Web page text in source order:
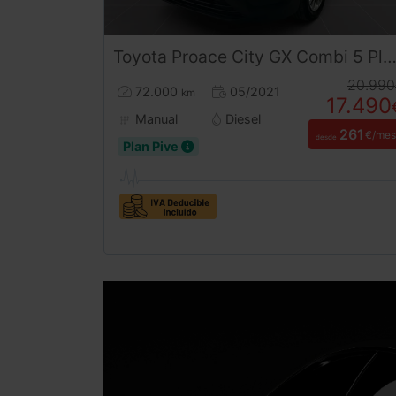
Toyota Proace City GX Combi 5 Plazas 102CV | Desde 260€/mes
72.000 km
05/2021
Manual
Diesel
Plan Pive
20.990
17.490
desde 261 €/mes